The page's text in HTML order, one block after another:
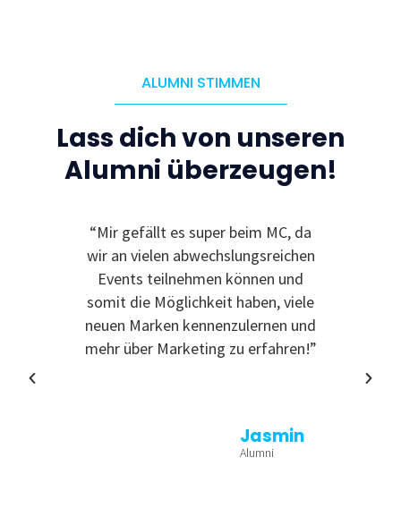
ALUMNI STIMMEN
Lass dich von unseren
Alumni überzeugen!
“Mir gefällt es super beim MC, da
wir an vielen abwechslungsreichen
Events teilnehmen können und
somit die Möglichkeit haben, viele
neuen Marken kennenzulernen und
mehr über Marketing zu erfahren!”
Jasmin
Alumni